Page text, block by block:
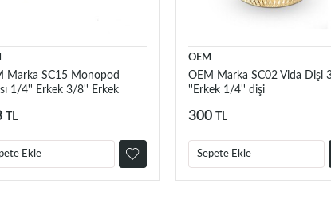
Marka SC15 Monopod
1/4'' Erkek 3/8'' Erkek
TL
Ekle
OEM
OEM Marka SC02 Vida Dişi
''Erkek 1/4'' dişi
300 TL
Sepete Ekle